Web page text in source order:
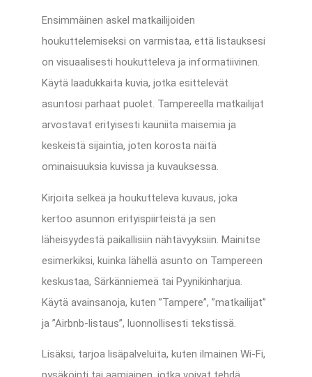
Ensimmäinen askel matkailijoiden
houkuttelemiseksi on varmistaa, että listauksesi
on visuaalisesti houkutteleva ja informatiivinen.
Käytä laadukkaita kuvia, jotka esittelevät
asuntosi parhaat puolet. Tampereella matkailijat
arvostavat erityisesti kauniita maisemia ja
keskeistä sijaintia, joten korosta näitä
ominaisuuksia kuvissa ja kuvauksessa.
Kirjoita selkeä ja houkutteleva kuvaus, joka
kertoo asunnon erityispiirteistä ja sen
läheisyydestä paikallisiin nähtävyyksiin. Mainitse
esimerkiksi, kuinka lähellä asunto on Tampereen
keskustaa, Särkänniemeä tai Pyynikinharjua.
Käytä avainsanoja, kuten ”Tampere”, ”matkailijat”
ja ”Airbnb-listaus”, luonnollisesti tekstissä.
Lisäksi, tarjoa lisäpalveluita, kuten ilmainen Wi-Fi,